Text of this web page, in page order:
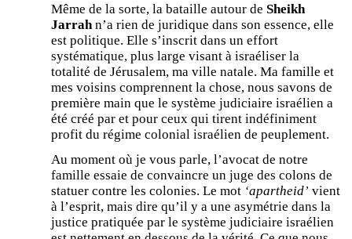
Même de la sorte, la bataille autour de Sheikh
Jarrah n’a rien de juridique dans son essence, elle
est politique. Elle s’inscrit dans un effort
systématique, plus large visant à israéliser la
totalité de Jérusalem, ma ville natale. Ma famille et
mes voisins comprennent la chose, nous savons de
première main que le système judiciaire israélien a
été créé par et pour ceux qui tirent indéfiniment
profit du régime colonial israélien de peuplement.
Au moment où je vous parle, l’avocat de notre
famille essaie de convaincre un juge des colons de
statuer contre les colonies. Le mot ‘apartheid’ vient
à l’esprit, mais dire qu’il y a une asymétrie dans la
justice pratiquée par le système judiciaire israélien